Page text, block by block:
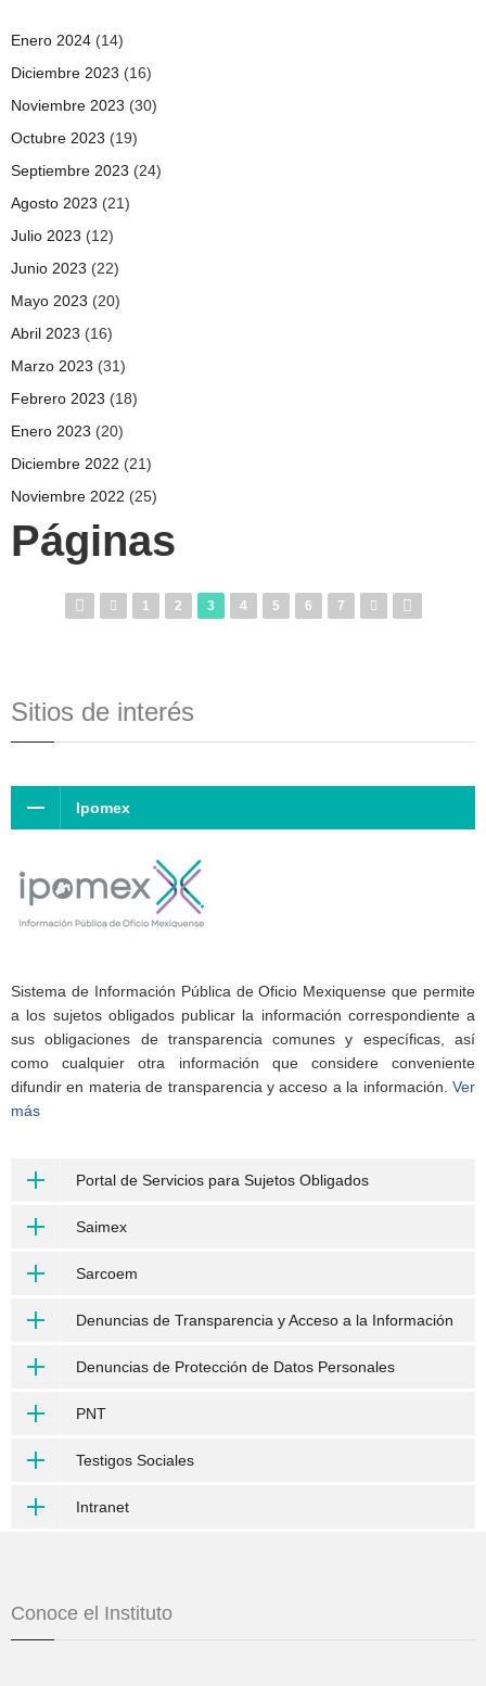
Enero 2024 (14)
Diciembre 2023 (16)
Noviembre 2023 (30)
Octubre 2023 (19)
Septiembre 2023 (24)
Agosto 2023 (21)
Julio 2023 (12)
Junio 2023 (22)
Mayo 2023 (20)
Abril 2023 (16)
Marzo 2023 (31)
Febrero 2023 (18)
Enero 2023 (20)
Diciembre 2022 (21)
Noviembre 2022 (25)
Páginas
1 2 3 4 5 6 7
Sitios de interés
Ipomex
Sistema de Información Pública de Oficio Mexiquense que permite
a los sujetos obligados publicar la información correspondiente a
sus obligaciones de transparencia comunes y específicas, así
como cualquier otra información que considere conveniente
difundir en materia de transparencia y acceso a la información. Ver
más
Portal de Servicios para Sujetos Obligados
Saimex
Sarcoem
Denuncias de Transparencia y Acceso a la Información
Denuncias de Protección de Datos Personales
PNT
Testigos Sociales
Intranet
Conoce el Instituto